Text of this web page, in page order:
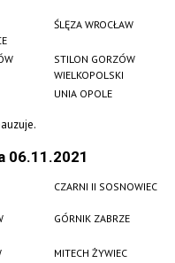
ŚLĘZA WROCŁAW
STILON GORZÓW
WIELKOPOLSKI
UNIA OPOLE
06.11.2021
CZARNI II SOSNOWIEC
GÓRNIK ZABRZE
MITECH ŻYWIEC